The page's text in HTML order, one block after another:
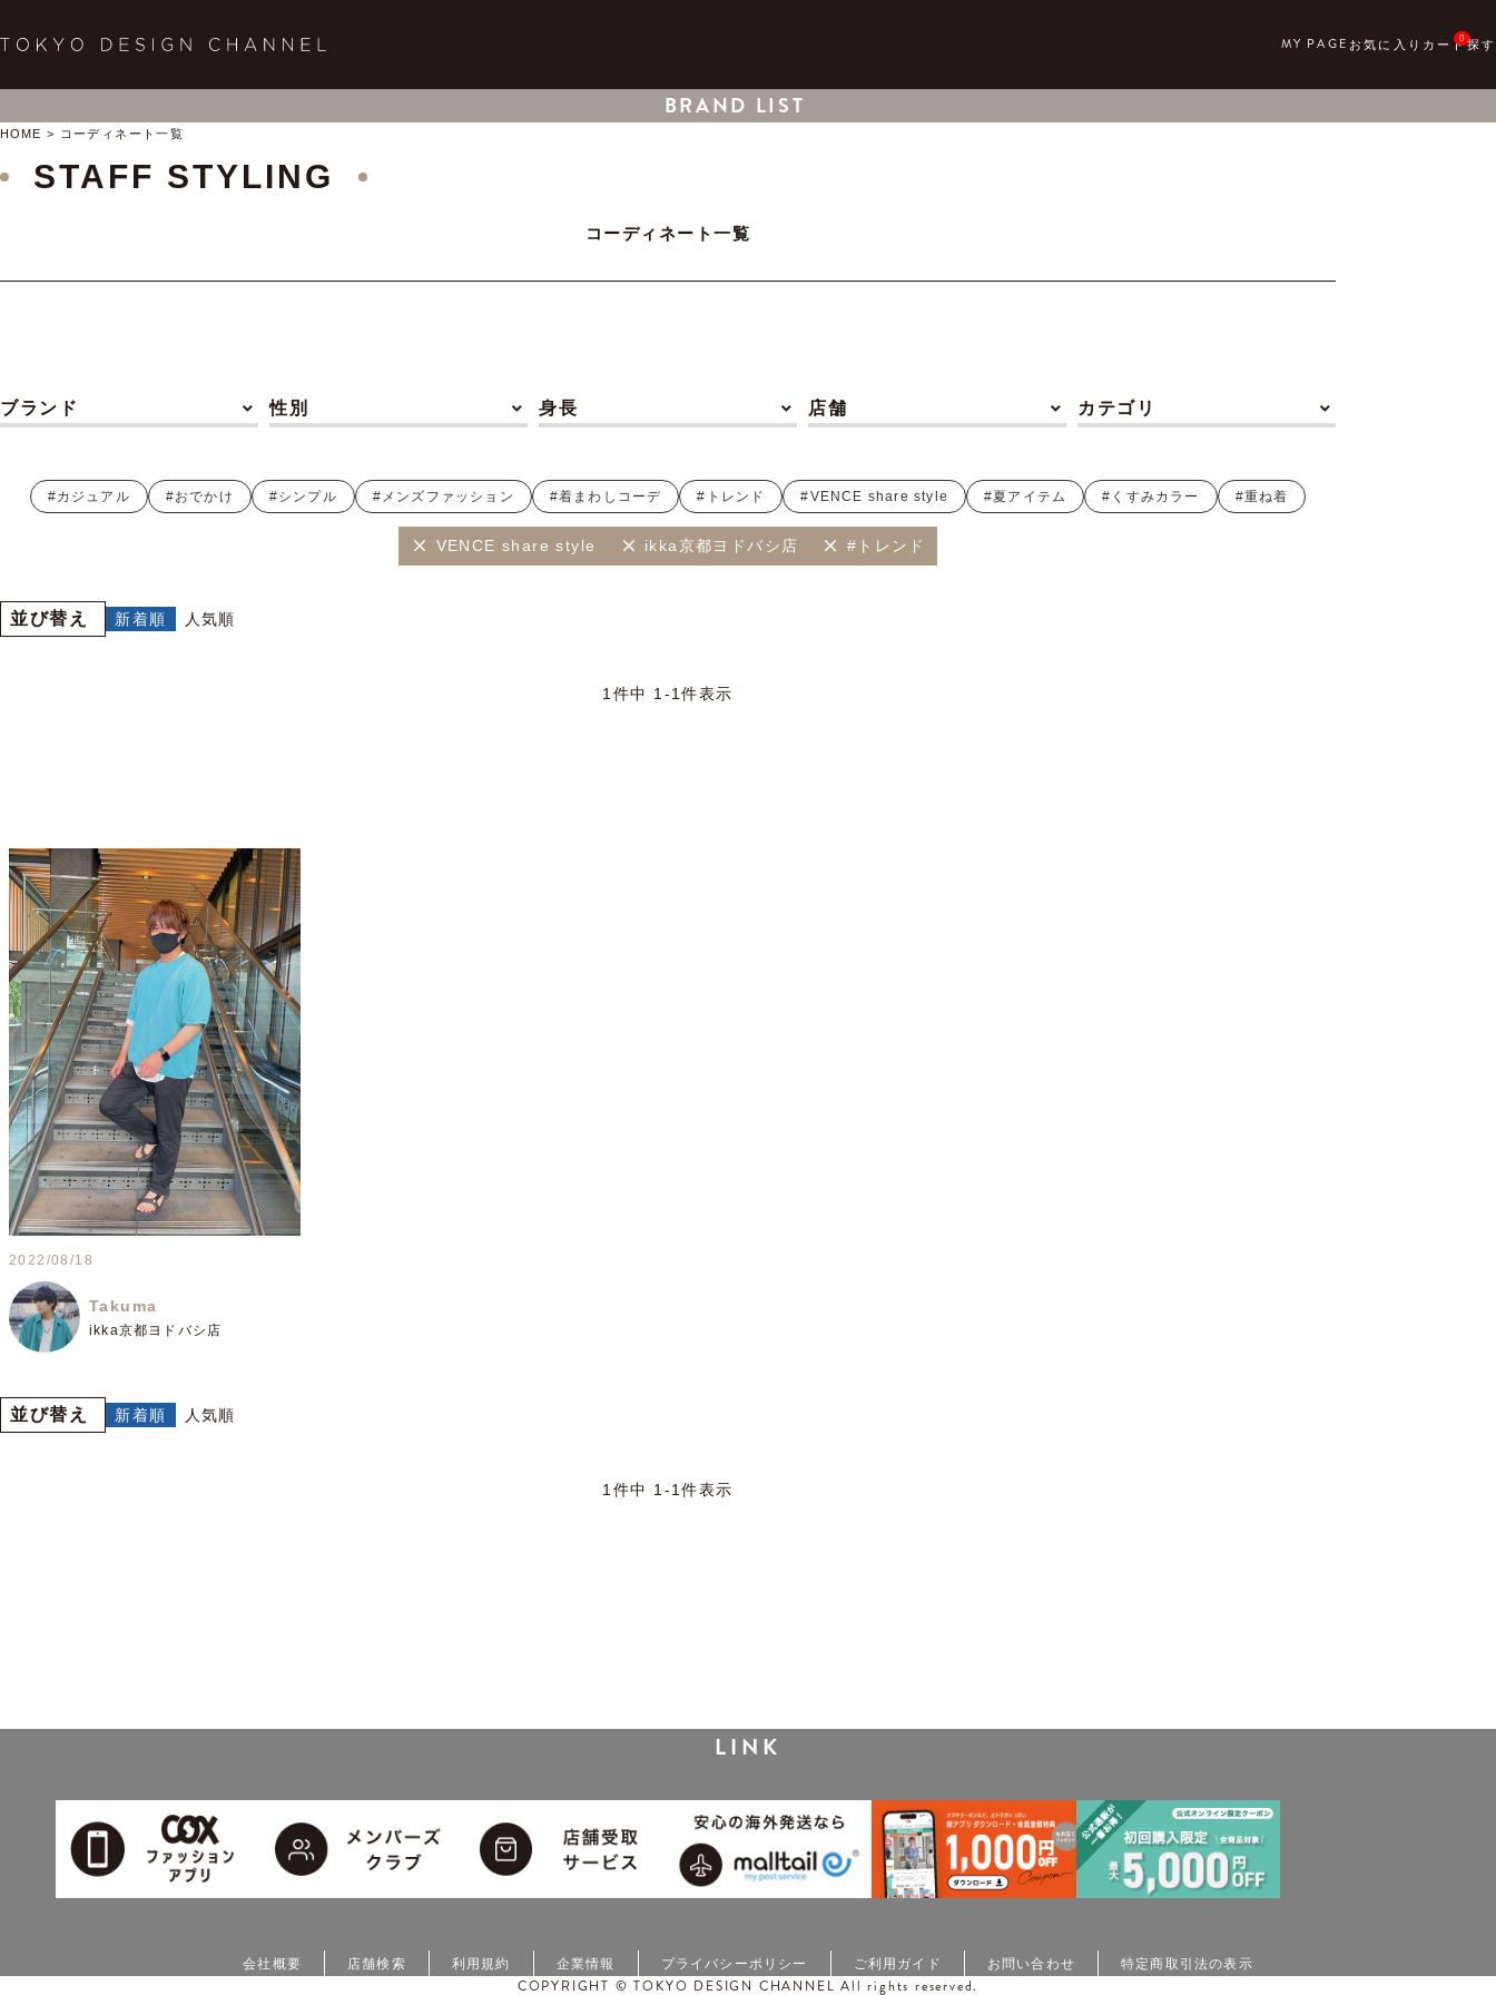
0
BRAND LIST
HOME コーディネート一覧
STAFF STYLING
コーディネート一覧
ブランド 性別 身長 店舗 カテゴリ
#カジュアル #おでかけ #シンプル #メンズファッション #着まわしコーデ #トレンド #VENCE share style #夏アイテム #くすみカラー #重ね着
VENCE share style ikka京都ヨドバシ店 #トレンド
並び替え 新着順 人気順
1 件中 1 -1件表示
2022/08/18
Takuma
ikka京都ヨドバシ店
並び替え 新着順 人気順
1件中 1-1件表示
LINK
会社概要 店舗検索 利用規約 企業情報 プライバシーポリシー ご利用ガイド お問い合わせ 特定商取引法の表示
COPYRIGHT © TOKYO DESIGN CHANNEL All rights reserved.